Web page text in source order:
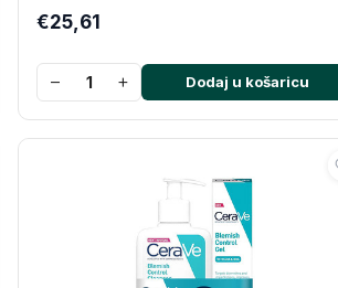
€25,61
− + Dodaj u košaricu